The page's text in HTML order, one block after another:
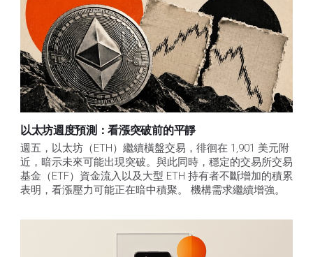
以太坊週度預測：看漲突破前的平靜
週五，以太坊（ETH）繼續橫盤交易，徘徊在 1,901 美元附
近，暗示未來可能出現突破。與此同時，穩定的交易所交易
基金（ETF）資金流入以及大型 ETH 持有者不斷增加的積累
表明，看漲壓力可能正在暗中積聚。 機構需求繼續增強。